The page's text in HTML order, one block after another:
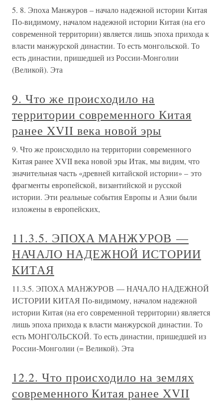
5. 8. Эпоха Манжуров – начало надежной истории Китая
По-видимому, началом надежной истории Китая (на его
современной территории) является лишь эпоха прихода к
власти манжурской династии. То есть монгольской. То
есть династии, пришедшей из России-Монголии
(Великой). Эта
9. Что же происходило на
территории современного Китая
ранее XVII века новой эры
9. Что же происходило на территории современного
Китая ранее XVII века новой эры Итак, мы видим, что
значительная часть «древней китайской истории» – это
фрагменты европейской, византийской и русской
истории. Эти реальные события Европы и Азии были
изложены в европейских,
11.3.5. ЭПОХА МАНЖУРОВ —
НАЧАЛО НАДЕЖНОЙ ИСТОРИИ
КИТАЯ
11.3.5. ЭПОХА МАНЖУРОВ — НАЧАЛО НАДЕЖНОЙ
ИСТОРИИ КИТАЯ По-видимому, началом надежной
истории Китая (на его современной территории) является
лишь эпоха прихода к власти манжурской династии. То
есть МОНГОЛЬСКОЙ. То есть династии, пришедшей из
России-Монголии (= Великой). Эта
12.2. Что происходило на землях
современного Китая ранее XVII